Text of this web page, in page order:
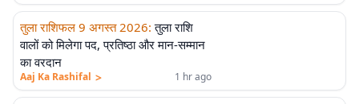
तुला राशिफल 9 अगस्त 2026: तुला राशि
वालों को मिलेगा पद, प्रतिष्ठा और मान-सम्मान
का वरदान
Aaj Ka Rashifal > 1 hr ago